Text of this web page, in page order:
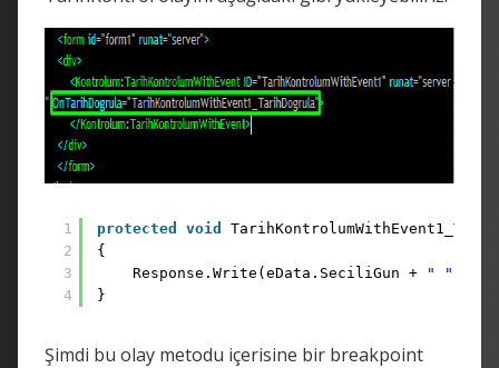
1
2
3
4
protected void
{
Response.Write(eData.SeciliGun +
" "
}
Şimdi bu olay metodu içerisine bir breakpoint